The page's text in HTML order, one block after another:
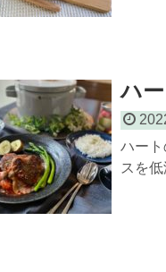
ハ
ハー
スを